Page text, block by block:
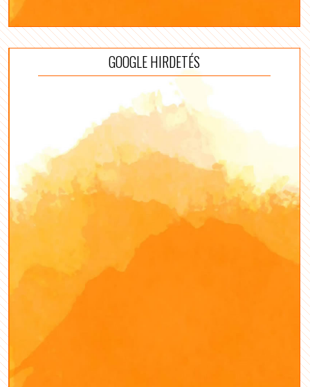
GOOGLE HIRDETÉS